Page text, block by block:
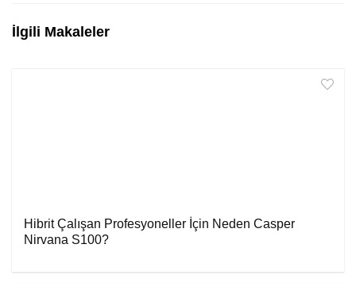
İlgili Makaleler
Hibrit Çalışan Profesyoneller İçin Neden Casper
Nirvana S100?